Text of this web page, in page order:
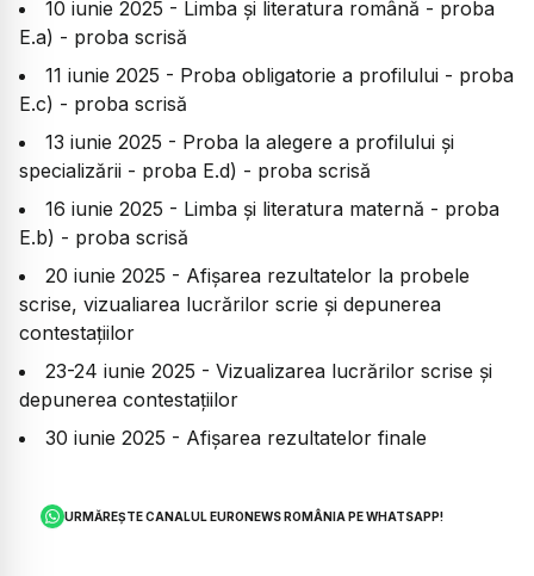
10 iunie 2025 - Limba și literatura română - proba
E.a) - proba scrisă
11 iunie 2025 - Proba obligatorie a profilului - proba
E.c) - proba scrisă
13 iunie 2025 - Proba la alegere a profilului și
specializării - proba E.d) - proba scrisă
16 iunie 2025 - Limba și literatura maternă - proba
E.b) - proba scrisă
20 iunie 2025 - Afișarea rezultatelor la probele
scrise, vizualiarea lucrărilor scrie și depunerea
contestațiilor
23-24 iunie 2025 - Vizualizarea lucrărilor scrise și
depunerea contestațiilor
30 iunie 2025 - Afișarea rezultatelor finale
URMĂREȘTE CANALUL EURONEWS ROMÂNIA PE WHATSAPP!